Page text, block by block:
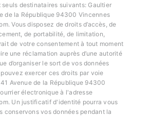
seuls destinataires suivants: Gaultier
de la République 94300 Vincennes
Vous disposez de droits d’accès, de
de portabilité, de limitation,
de votre consentement à tout moment
une réclamation auprès d’une autorité
d’organiser le sort de vos données
exercer ces droits par voie
Avenue de la République 94300
électronique à l'adresse
Un justificatif d'identité pourra vous
conservons vos données pendant la